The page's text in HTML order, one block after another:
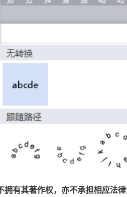
有其著作权，亦不承担相应法